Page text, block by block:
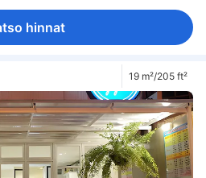
hinnat
19 m²/205 ft²